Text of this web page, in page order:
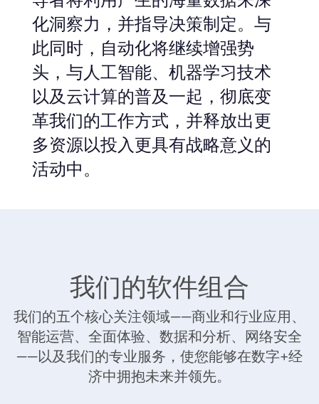
性。
我们的软件组合
我们的五个核心关注领域——商业和行业应用、
全方位体验
业务和行业应用程序
数据与分析